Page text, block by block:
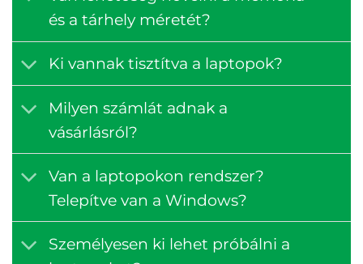
és a tárhely méretét?
Ki vannak tisztítva a laptopok?
Milyen számlát adnak a
vásárlásról?
Van a laptopokon rendszer?
Telepítve van a Windows?
Személyesen ki lehet próbálni a